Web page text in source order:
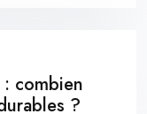
combien
?